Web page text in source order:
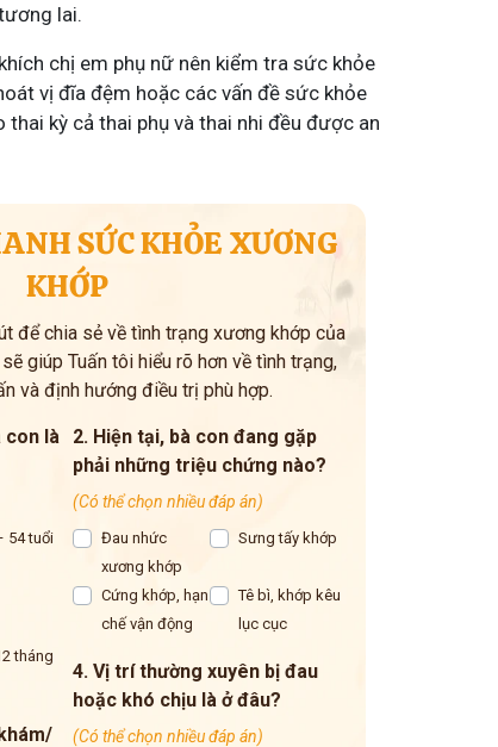
lai.
chị em phụ nữ nên kiểm tra sức khỏe
vị đĩa đệm hoặc các vấn đề sức khỏe
kỳ cả thai phụ và thai nhi đều được an
SỨC KHỎE XƯƠNG
KHỚP
để chia sẻ về tình trạng xương khớp của
giúp Tuấn tôi hiểu rõ hơn về tình trạng,
và định hướng điều trị phù hợp.
con là
54 tuổi
tháng
2. Hiện tại, bà con đang gặp
phải những triệu chứng nào?
(Có thể chọn nhiều đáp án)
Đau nhức
xương khớp
Sưng tấy khớp
Cứng khớp, hạn
chế vận động
Tê bì, khớp kêu
lục cục
4. Vị trí thường xuyên bị đau
hoặc khó chịu là ở đâu?
(Có thể chọn nhiều đáp án)